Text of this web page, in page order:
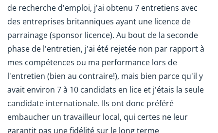
de recherche d'emploi, j'ai obtenu 7 entretiens avec
des entreprises britanniques ayant une licence de
parrainage (sponsor licence). Au bout de la seconde
phase de l'entretien, j'ai été rejetée non par rapport à
mes compétences ou ma performance lors de
l'entretien (bien au contraire!), mais bien parce qu'il y
avait environ 7 à 10 candidats en lice et j'étais la seule
candidate internationale. Ils ont donc préféré
embaucher un travailleur local, qui certes ne leur
garantit pas une fidélité sur le long terme